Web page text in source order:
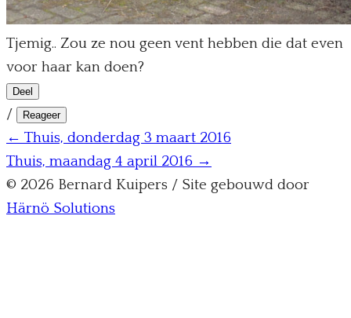
Tjemig.. Zou ze nou geen vent hebben die dat even
voor haar kan doen?
Deel
/ Reageer
← Thuis, donderdag 3 maart 2016
Thuis, maandag 4 april 2016 →
© 2026 Bernard Kuipers / Site gebouwd door
Härnö Solutions